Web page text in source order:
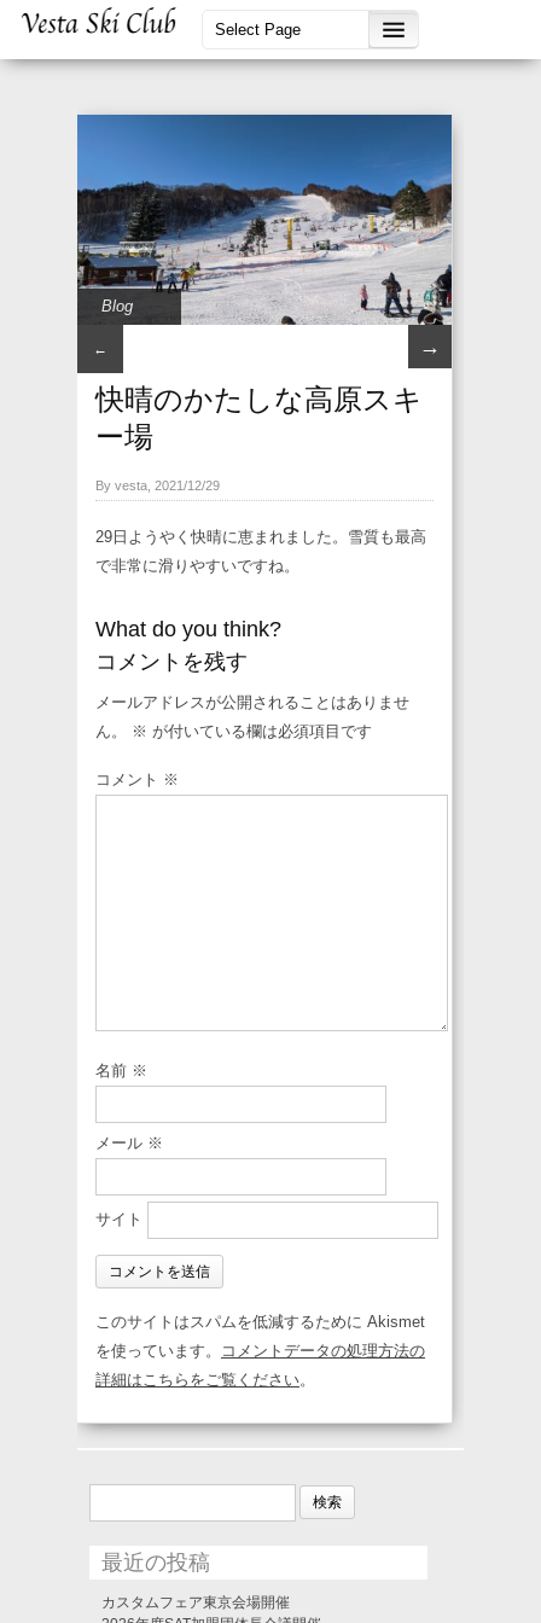
Blog
← →
快晴のかたしな高原スキ
ー場
By vesta, 2021/12/29
29日ようやく快晴に恵まれました。雪質も最高
で非常に滑りやすいですね。
What do you think?
コメントを残す
メールアドレスが公開されることはありませ
ん。
※ が付いている欄は必須項目です
コメント ※
名前 ※
メール ※
サイト
このサイトはスパムを低減するために Akismet
を使っています。
コメントデータの処理方法の
詳細はこちらをご覧ください。
検
最近の投稿
カスタムフェア東京会場開催